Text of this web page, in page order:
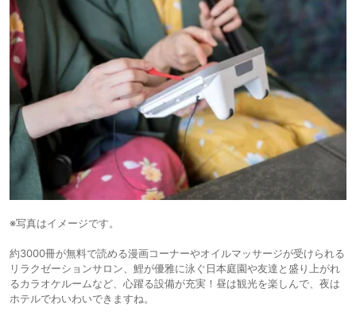
※写真はイメージです。
約3000冊が無料で読める漫画コーナーやオイルマッサージが受けられる
リラクゼーションサロン、鯉が優雅に泳ぐ日本庭園や友達と盛り上がれ
るカラオケルームなど、心躍る設備が充実！昼は観光を楽しんで、夜は
ホテルでわいわいできますね。